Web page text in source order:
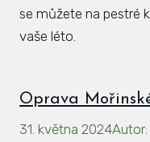
se můžete na pestré
vaše léto.
Oprava
31. května 2024Autor: